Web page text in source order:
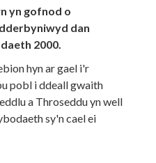
yn gofnod o
dan
2000.
hyn ar gael i'r
pobl i ddeall gwaith
a Throseddu yn well
sy'n cael ei